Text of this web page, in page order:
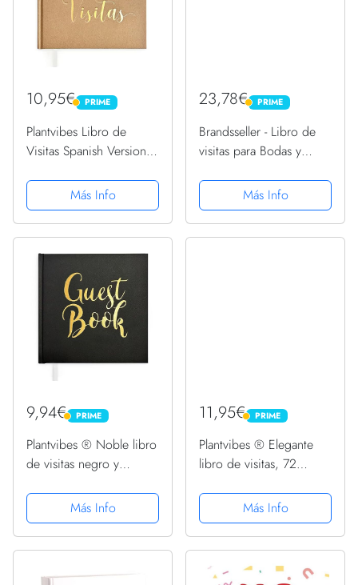
10,95€ PRIME
PRIME
Plantvibes Libro de
Visitas Spanish Version
Fiestas de Cumpleaños,
72 Páginas, Tapa Dura,
Papel, Libro de Visitas
Más Info
23,78€ PRIME
PRIME
Brandsseller - Libro de
visitas para Bodas y
Corazones o 50 Estrellas
de Madera para Escribir
Más Info
9,94€ PRIME
PRIME
Plantvibes ® Noble libro
de visitas negro y
dura libro de invitados
vintage para bodas,
bautizos o cumpleaños,
Más Info
11,95€ PRIME
PRIME
Plantvibes ® Elegante
libro de visitas, 72
grueso, libro de
invitados vintage para
bodas, bautizos o
bodas,...
Más Info